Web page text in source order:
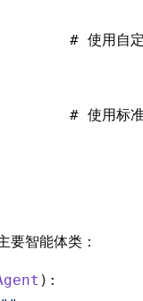
# 使用自
# 使用标准
要智能体类：
):